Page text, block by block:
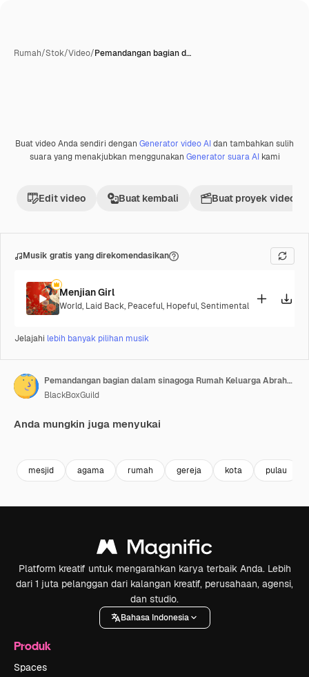
Rumah/Stok/Video/Pemandangan bagian d…
Premium
Buat video Anda sendiri dengan Generator video AIdan tambahkan sulih
suara yang menakjubkan menggunakan Generator suara AIkami
Edit video Buat kembali Buat proyek video
Musik gratis yang direkomendasikan
Menjian Girl
World, Laid Back, Peaceful, Hopeful,Sentimental
Jelajahi lebih banyak pilihan musik
Pemandangan bagian dalam sinagoga Rumah Keluarga Abrahamik di Abu Dhabi
BlackBoxGuild
Anda mungkin juga menyukai
mesjid agama rumah gereja kota pulau
Platform kreatif untuk mengarahkan karya terbaik Anda. Lebih
dari 1 juta pelanggan dari kalangan kreatif, perusahaan, agensi,
dan studio.
Bahasa Indonesia
Produk
Spaces